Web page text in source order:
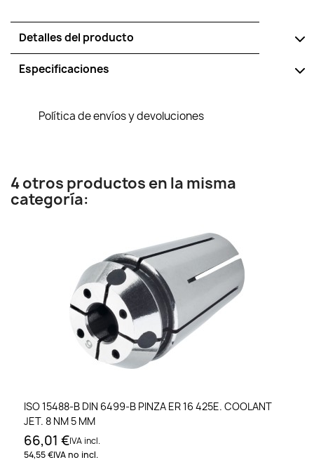
Detalles del producto
Especificaciones
Política de envíos y devoluciones
4 otros productos en la misma
categoría:
ISO 15488-B DIN 6499-B PINZA ER 16 425E. COOLANT
JET. 8 NM 5 MM
66,01 €IVA incl.
54,55 €IVA no incl.